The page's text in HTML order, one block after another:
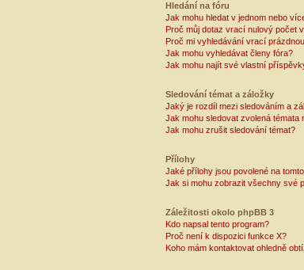
Hledání na fóru
Jak mohu hledat v jednom nebo
Proč můj dotaz vrací nulový počet
Proč mi vyhledávání vrací
Jak mohu vyhledávat členy fóra?
Jak mohu najít své vlastní
Sledování témat a záložky
Jaký je rozdíl mezi sledováním a
Jak mohu sledovat zvolená témata
Jak mohu zrušit sledování témat?
Přílohy
Jaké přílohy jsou povolené na
Jak si mohu zobrazit všechny své
Záležitosti okolo phpBB 3
Kdo napsal tento program?
Proč není k dispozici funkce X?
Koho mám kontaktovat ohledně